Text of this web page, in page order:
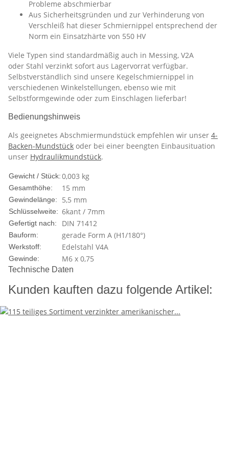
Probleme abschmierbar
Aus Sicherheitsgründen und zur Verhinderung von
Verschleiß hat dieser Schmiernippel entsprechend der
Norm ein Einsatzhärte von 550 HV
Viele Typen sind standardmäßig auch in Messing, V2A
oder Stahl verzinkt sofort aus Lagervorrat verfügbar.
Selbstverständlich sind unsere Kegelschmiernippel in
verschiedenen Winkelstellungen, ebenso wie mit
Selbstformgewinde oder zum Einschlagen lieferbar!
Bedienungshinweis
Als geeignetes Abschmiermundstück empfehlen wir unser 4-
Backen-Mundstück oder bei einer beengten Einbausituation
unser Hydraulikmundstück.
Technische Daten
Gewicht / Stück:0,003 kg
Gesamthöhe: 15 mm
Gewindelänge: 5,5 mm
Schlüsselweite: 6kant / 7mm
Gefertigt nach: DIN 71412
Bauform: gerade Form A (H1/180°)
Werkstoff: Edelstahl V4A
Gewinde: M6 x 0,75
Kunden kauften dazu folgende Artikel: